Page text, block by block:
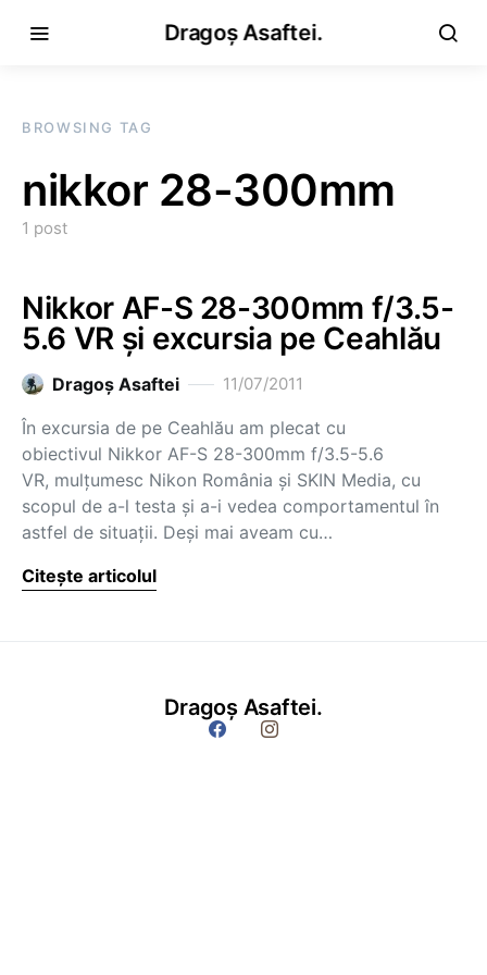
Dragoș Asaftei.
BROWSING TAG
nikkor 28-300mm
1 post
Nikkor AF-S 28-300mm f/3.5-
5.6 VR și excursia pe Ceahlău
Dragoş Asaftei 11/07/2011
În excursia de pe Ceahlău am plecat cu
obiectivul Nikkor AF-S 28-300mm f/3.5-5.6
VR, mulțumesc Nikon România și SKIN Media, cu
scopul de a-l testa și a-i vedea comportamentul în
astfel de situații. Deși mai aveam cu…
Citește articolul
Dragoș Asaftei.